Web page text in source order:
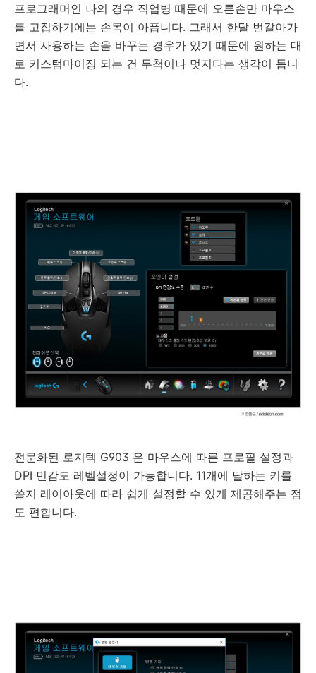
프로그래머인 나의 경우 직업병 때문에 오른손만 마우스
를 고집하기에는 손목이 아픕니다. 그래서 한달 번갈아가
면서 사용하는 손을 바꾸는 경우가 있기 때문에 원하는 대
로 커스텀마이징 되는 건 무척이나 멋지다는 생각이 듭니
다.
전문화된 로지텍 G903 은 마우스에 따른 프로필 설정과
DPI 민감도 레벨설정이 가능합니다. 11개에 달하는 키를
쓸지 레이아웃에 따라 쉽게 설정할 수 있게 제공해주는 점
도 편합니다.